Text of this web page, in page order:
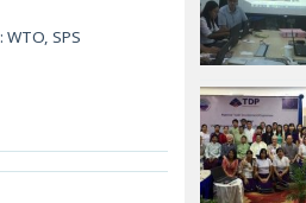
: WTO, SPS